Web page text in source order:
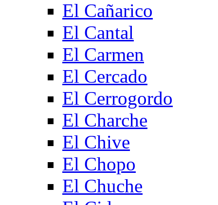
El Cañarico
El Cantal
El Carmen
El Cercado
El Cerrogordo
El Charche
El Chive
El Chopo
El Chuche